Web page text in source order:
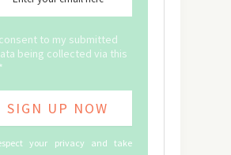
to my submitted
being collected via this
your privacy and take